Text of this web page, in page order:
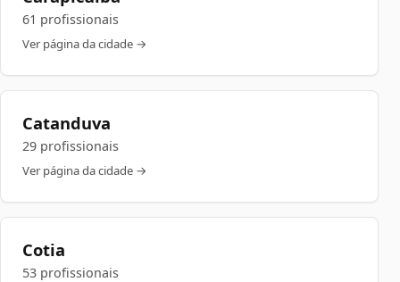
61 profissionais
Ver página da cidade →
Catanduva
29 profissionais
Ver página da cidade →
Cotia
53 profissionais